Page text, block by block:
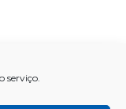
serviço.